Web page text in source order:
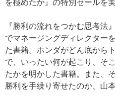
を極めたか』の特別セールを実
『勝利の流れをつかむ思考法
でマネージングディレクター
た書籍。ホンダがどん底から
で、いったい何が起こり、そ
たかを明かした書籍。また、
勝利を手繰り寄せたのか、山